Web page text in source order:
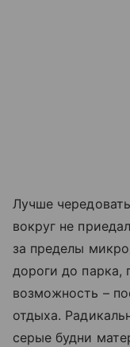
Лучше
вокруг не
за пределы
дороги до парка,
возможность –
отдыха.
серые будни